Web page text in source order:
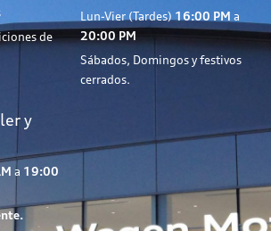
de
Lun-Vier (Tardes) 16:00 PM a
20:00 PM
Sábados, Domingos y festivos
cerrados.
y
a 19:00